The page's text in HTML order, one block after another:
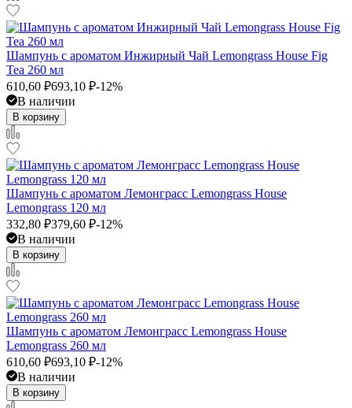
Шампунь с ароматом Инжирный Чай Lemongrass House Fig
Tea 260 мл
610,60 ₽693,10 ₽-12%
В наличии
В корзину
Шампунь с ароматом Лемонграсс Lemongrass House
Lemongrass 120 мл
332,80 ₽379,60 ₽-12%
В наличии
В корзину
Шампунь с ароматом Лемонграсс Lemongrass House
Lemongrass 260 мл
610,60 ₽693,10 ₽-12%
В наличии
В корзину